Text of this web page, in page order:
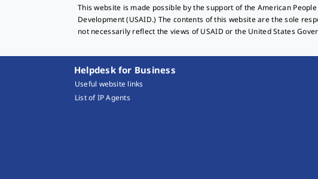
This website is made possible by the support of the American
Development (USAID.) The contents of this website are the sole
not necessarily reflect the views of USAID or the United States
Helpdesk for Business
Useful website links
List of IP Agents